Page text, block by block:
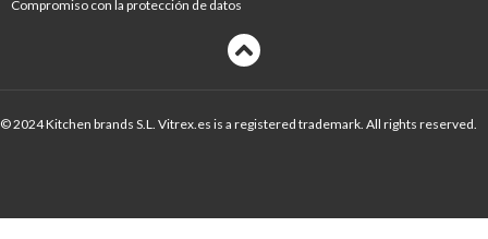
Compromiso con la protección de datos
© 2024 Kitchen brands S.L. Vitrex.es is a registered trademark. All rights reserved.